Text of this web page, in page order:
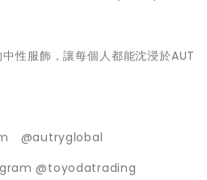
性服飾，讓每個人都能沈浸於AUT
@autryglobal
@toyodatrading